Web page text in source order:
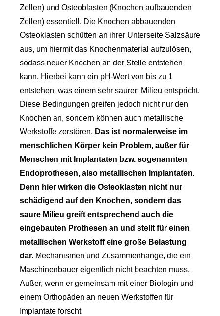
Zellen) und Osteoblasten (Knochen aufbauenden
Zellen) essentiell. Die Knochen abbauenden
Osteoklasten schütten an ihrer Unterseite Salzsäure
aus, um hiermit das Knochenmaterial aufzulösen,
sodass neuer Knochen an der Stelle entstehen
kann. Hierbei kann ein pH-Wert von bis zu 1
entstehen, was einem sehr sauren Milieu entspricht.
Diese Bedingungen greifen jedoch nicht nur den
Knochen an, sondern können auch metallische
Werkstoffe zerstören. Das ist normalerweise im
menschlichen Körper kein Problem, außer für
Menschen mit Implantaten bzw. sogenannten
Endoprothesen, also metallischen Implantaten.
Denn hier wirken die Osteoklasten nicht nur
schädigend auf den Knochen, sondern das
saure Milieu greift entsprechend auch die
eingebauten Prothesen an und stellt für einen
metallischen Werkstoff eine große Belastung
dar. Mechanismen und Zusammenhänge, die ein
Maschinenbauer eigentlich nicht beachten muss.
Außer, wenn er gemeinsam mit einer Biologin und
einem Orthopäden an neuen Werkstoffen für
Implantate forscht.